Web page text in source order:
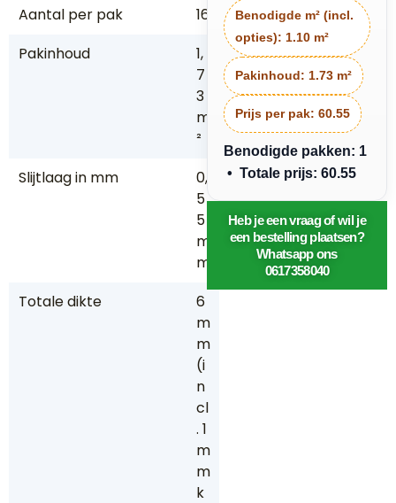
Aantal per pak
16
Pakinhoud
1,
7
3
m
²
Slijtlaag in mm
0,
5
5
m
m
Totale dikte
6
m
m
(i
n
cl
. 1
m
m
k
Benodigde m² (incl.
opties): 1.10 m²
Pakinhoud: 1.73 m²
Prijs per pak: 60.55
Benodigde pakken: 1
• Totale prijs: 60.55
Heb je een vraag of wil je
een bestelling plaatsen?
Whatsapp ons
0617358040